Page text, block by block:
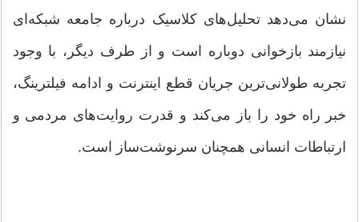
نشان می‌دهد تحلیل‌های کلاسیک درباره جامعه‌ شبکه‌ای
نیازمند بازخوانی دوباره است و از طرف دیگر، با وجود
تجربه طولانی‌ترین جریان قطع اینترنت و ادامه فیلترینگ،
خبر راه خود را باز می‌کند و قدرت روایت‌های مردمی و
ارتباطات انسانی همچنان سرنوشت‌ساز است.